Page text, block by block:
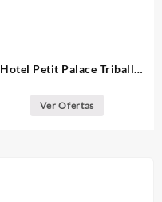
Hotel Petit Palace Triball
Ver Ofertas